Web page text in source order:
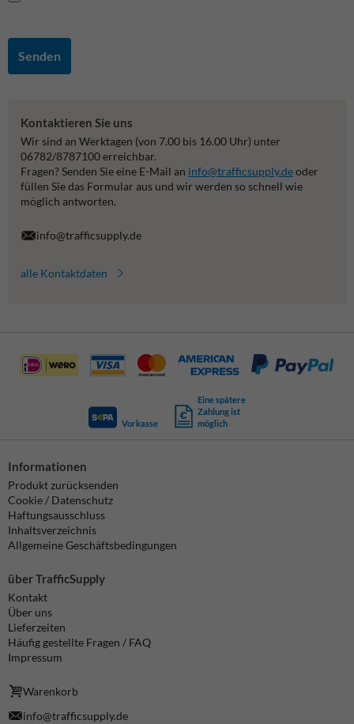
Senden
Kontaktieren Sie uns
Wir sind an Werktagen (von 7.00 bis 16.00 Uhr) unter
06782/8787100 erreichbar.
Fragen? Senden Sie eine E-Mail an info@trafficsupply.deoder
füllen Sie das Formular aus und wir werden so schnell wie
möglich antworten.
info@trafficsupply.de
alle Kontaktdaten
Vorkasse
Eine spätere
Zahlung ist
möglich
Informationen
Produkt zurücksenden
Cookie / Datenschutz
Haftungsausschluss
Inhaltsverzeichnis
Allgemeine Geschäftsbedingungen
über TrafficSupply
Kontakt
Über uns
Lieferzeiten
Häufig gestellte Fragen / FAQ
Impressum
Warenkorb
info@trafficsupply.de